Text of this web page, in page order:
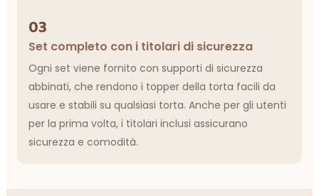
03
Set completo con i titolari di sicurezza
Ogni set viene fornito con supporti di sicurezza
abbinati, che rendono i topper della torta facili da
usare e stabili su qualsiasi torta. Anche per gli utenti
per la prima volta, i titolari inclusi assicurano
sicurezza e comodità.